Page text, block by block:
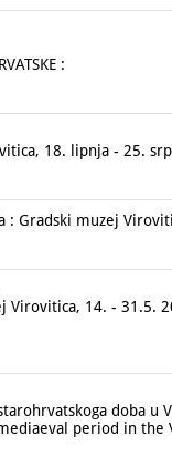
:
18. lipnja - 25.
: Gradski muzej
Virovitica, 14. -
doba
period in the